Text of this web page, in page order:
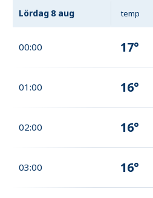
Lördag 8 aug temp
00:00 17°
01:00 16°
02:00 16°
03:00 16°